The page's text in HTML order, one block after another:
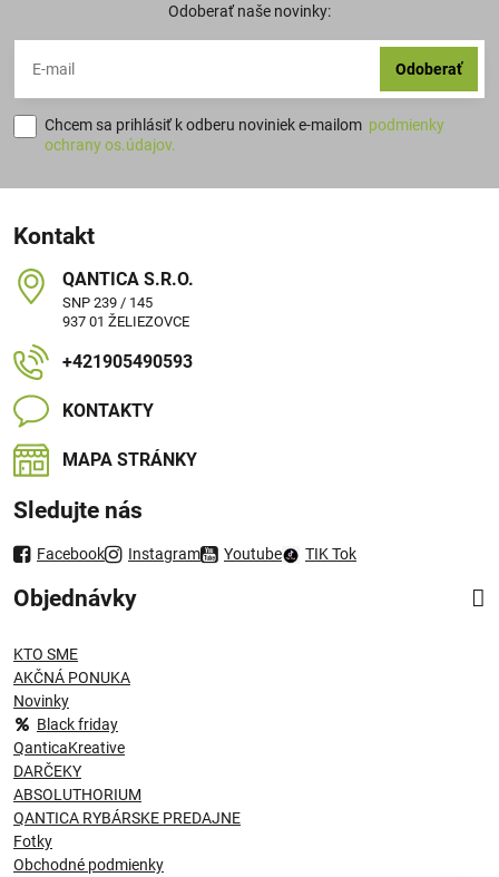
Odoberať naše novinky:
Odoberať
Chcem sa prihlásiť k odberu noviniek e-mailom podmienky
ochrany os.údajov.
Kontakt
QANTICA S​.R​.O​.
SNP 239 / 145
937 01 ŽELIEZOVCE
+421905490593
KONTAKTY
MAPA STRÁNKY
Sledujte nás
Facebook Instagram Youtube TIK Tok
Objednávky
KTO SME
AKČNÁ PONUKA
Novinky
Black friday
QanticaKreative
DARČEKY
ABSOLUTHORIUM
QANTICA RYBÁRSKE PREDAJNE
Fotky
Obchodné podmienky